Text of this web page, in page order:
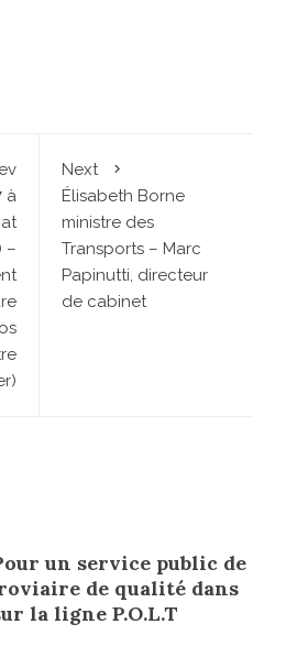
à
–
Next
Élisabeth Borne
ministre des
Transports – Marc
Papinutti, directeur
de cabinet
un service public de
de qualité dans
la ligne P.O.L.T